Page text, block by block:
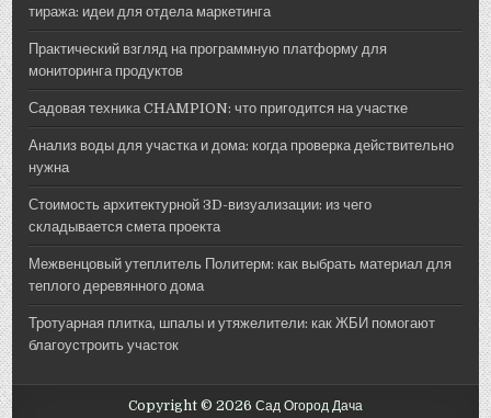
тиража: идеи для отдела маркетинга
Практический взгляд на программную платформу для
мониторинга продуктов
Садовая техника CHAMPION: что пригодится на участке
Анализ воды для участка и дома: когда проверка действительно
нужна
Стоимость архитектурной 3D-визуализации: из чего
складывается смета проекта
Межвенцовый утеплитель Политерм: как выбрать материал для
теплого деревянного дома
Тротуарная плитка, шпалы и утяжелители: как ЖБИ помогают
благоустроить участок
Copyright © 2026 Сад Огород Дача